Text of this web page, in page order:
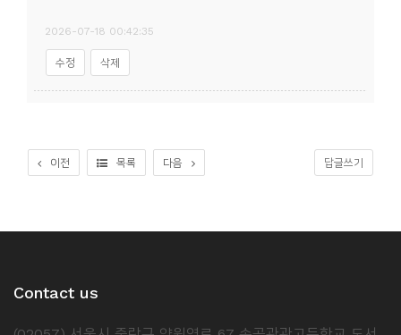
2026-07-18 00:42:35
수정 삭제
이전 목록 다음 답글쓰기
Contact us